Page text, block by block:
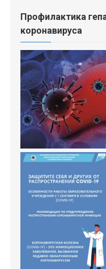
Профилактика
коронавируса